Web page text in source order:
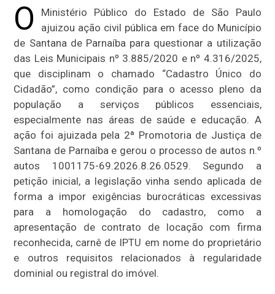
O
Ministério Público do Estado de São Paulo
ajuizou ação civil pública em face do Município
de Santana de Parnaíba para questionar a utilização
das Leis Municipais nº 3.885/2020 e nº 4.316/2025,
que disciplinam o chamado “Cadastro Único do
Cidadão”, como condição para o acesso pleno da
população a serviços públicos essenciais,
especialmente nas áreas de saúde e educação. A
ação foi ajuizada pela 2ª Promotoria de Justiça de
Santana de Parnaíba e gerou o processo de autos n.º
autos 1001175-69.2026.8.26.0529. Segundo a
petição inicial, a legislação vinha sendo aplicada de
forma a impor exigências burocráticas excessivas
para a homologação do cadastro, como a
apresentação de contrato de locação com firma
reconhecida, carnê de IPTU em nome do proprietário
e outros requisitos relacionados à regularidade
dominial ou registral do imóvel.